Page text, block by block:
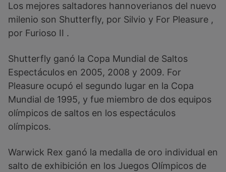
Los mejores saltadores hannoverianos del nuevo
milenio son Shutterfly, por Silvio y For Pleasure ,
por Furioso II .
Shutterfly ganó la Copa Mundial de Saltos
Espectáculos en 2005, 2008 y 2009. For
Pleasure ocupó el segundo lugar en la Copa
Mundial de 1995, y fue miembro de dos equipos
olímpicos de saltos en los espectáculos
olímpicos.
Warwick Rex ganó la medalla de oro individual en
salto de exhibición en los Juegos Olímpicos de